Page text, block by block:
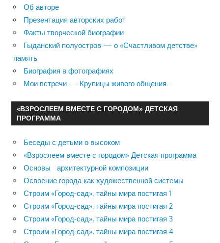
Об авторе
Презентация авторских работ
Факты творческой биографии
Гыданский полуостров — о «Счастливом детстве»
память
Биография в фотографиях
Мои встречи — Крупицы живого общения…
«ВЗРОСЛЕЕМ ВМЕСТЕ С ГОРОДОМ» ДЕТСКАЯ
ПРОГРАММА
Беседы с детьми о высоком
«Взрослеем вместе с городом» Детская программа
Основы архитектурной композиции
Освоение города как художественной системы
Строим «Город-сад», тайны мира постигая 1
Строим «Город-сад», тайны мира постигая 2
Строим «Город-сад», тайны мира постигая 3
Строим «Город-сад», тайны мира постигая 4